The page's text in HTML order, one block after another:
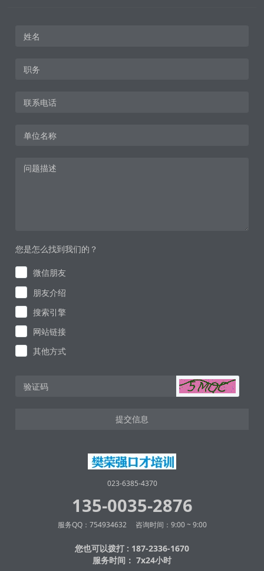
您是怎么找到我们的？
微信朋友
朋友介绍
搜索引擎
网站链接
其他方式
提交信息
023-6385-4370
135-0035-2876
服务QQ：754934632 咨询时间：9:00 ~ 9:00
您也可以拨打 : 187-2336-1670
服务时间： 7x24小时